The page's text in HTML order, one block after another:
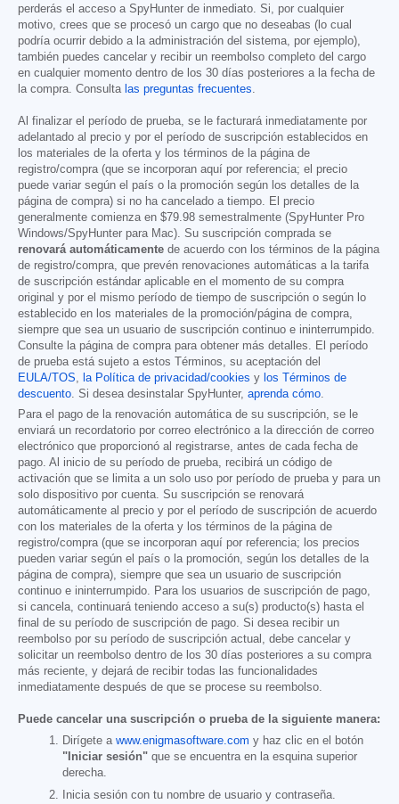
perderás el acceso a SpyHunter de inmediato. Si, por cualquier
motivo, crees que se procesó un cargo que no deseabas (lo cual
podría ocurrir debido a la administración del sistema, por ejemplo),
también puedes cancelar y recibir un reembolso completo del cargo
en cualquier momento dentro de los 30 días posteriores a la fecha de
la compra. Consulta las preguntas frecuentes.
Al finalizar el período de prueba, se le facturará inmediatamente por
adelantado al precio y por el período de suscripción establecidos en
los materiales de la oferta y los términos de la página de
registro/compra (que se incorporan aquí por referencia; el precio
puede variar según el país o la promoción según los detalles de la
página de compra) si no ha cancelado a tiempo. El precio
generalmente comienza en $79.98 semestralmente (SpyHunter Pro
Windows/SpyHunter para Mac). Su suscripción comprada se
renovará automáticamente de acuerdo con los términos de la página
de registro/compra, que prevén renovaciones automáticas a la tarifa
de suscripción estándar aplicable en el momento de su compra
original y por el mismo período de tiempo de suscripción o según lo
establecido en los materiales de la promoción/página de compra,
siempre que sea un usuario de suscripción continuo e ininterrumpido.
Consulte la página de compra para obtener más detalles. El período
de prueba está sujeto a estos Términos, su aceptación del
EULA/TOS, la Política de privacidad/cookies y los Términos de
descuento. Si desea desinstalar SpyHunter, aprenda cómo.
Para el pago de la renovación automática de su suscripción, se le
enviará un recordatorio por correo electrónico a la dirección de correo
electrónico que proporcionó al registrarse, antes de cada fecha de
pago. Al inicio de su período de prueba, recibirá un código de
activación que se limita a un solo uso por período de prueba y para un
solo dispositivo por cuenta. Su suscripción se renovará
automáticamente al precio y por el período de suscripción de acuerdo
con los materiales de la oferta y los términos de la página de
registro/compra (que se incorporan aquí por referencia; los precios
pueden variar según el país o la promoción, según los detalles de la
página de compra), siempre que sea un usuario de suscripción
continuo e ininterrumpido. Para los usuarios de suscripción de pago,
si cancela, continuará teniendo acceso a su(s) producto(s) hasta el
final de su período de suscripción de pago. Si desea recibir un
reembolso por su período de suscripción actual, debe cancelar y
solicitar un reembolso dentro de los 30 días posteriores a su compra
más reciente, y dejará de recibir todas las funcionalidades
inmediatamente después de que se procese su reembolso.
Puede cancelar una suscripción o prueba de la siguiente manera:
Dirígete a www.enigmasoftware.com y haz clic en el botón
"Iniciar sesión" que se encuentra en la esquina superior
derecha.
Inicia sesión con tu nombre de usuario y contraseña.